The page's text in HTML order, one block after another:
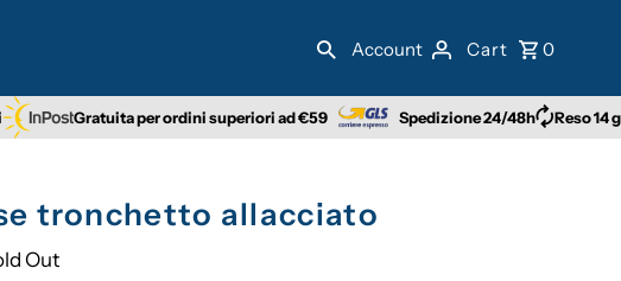
Account Cart 0
Gratuita per ordini superiori ad €59 Spedizione 24/48h Reso 14 giorni
tronchetto allacciato
Out